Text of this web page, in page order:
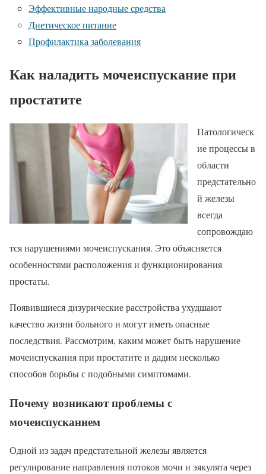
Эффективные народные средства
Диетическое питание
Профилактика заболевания
Как наладить мочеиспускание при
простатите
Патологическ
ие процессы в
области
предстательно
й железы
всегда
сопровождаю
тся нарушениями мочеиспускания. Это объясняется
особенностями расположения и функционирования
простаты.
Появившиеся дизурические расстройства ухудшают
качество жизни больного и могут иметь опасные
последствия. Рассмотрим, каким может быть нарушение
мочеиспускания при простатите и дадим несколько
способов борьбы с подобными симптомами.
Почему возникают проблемы с
мочеиспусканием
Одной из задач предстательной железы является
регулирование направления потоков мочи и эякулята через